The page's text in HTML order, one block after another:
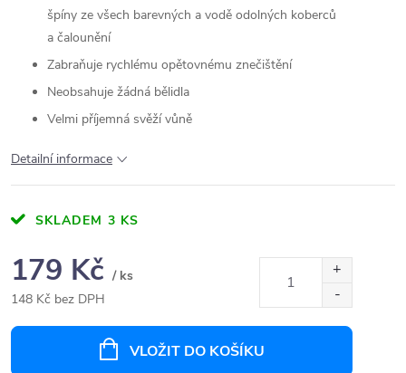
špíny ze všech barevných a vodě odolných koberců
a čalounění
Zabraňuje rychlému opětovnému znečištění
Neobsahuje žádná bělidla
Velmi příjemná svěží vůně
Detailní informace
SKLADEM 3 KS
179 Kč / ks
148 Kč bez DPH
VLOŽIT DO KOŠÍKU